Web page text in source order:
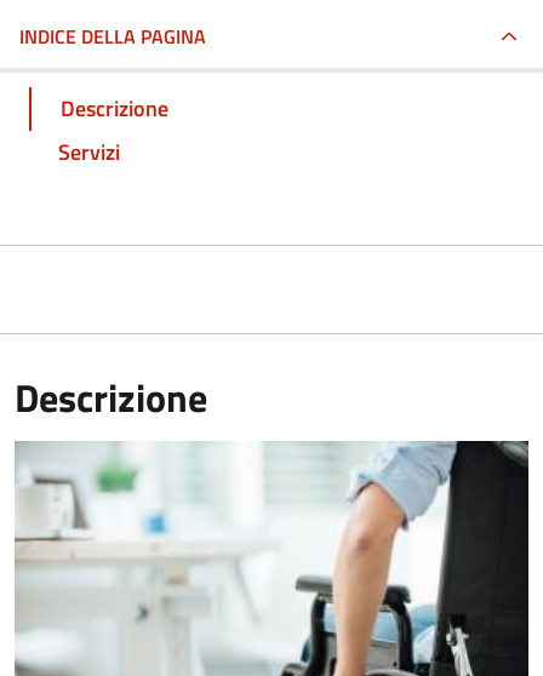
INDICE DELLA PAGINA
Descrizione
Servizi
Descrizione